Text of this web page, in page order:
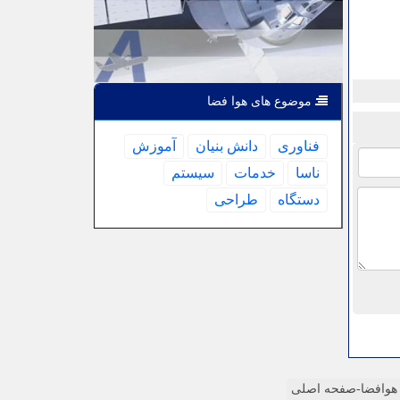
موضوع های هوا فضا
فناوری دانش بنیان
آموزش
ناسا
خدمات
سیستم
دستگاه
طراحی
هوافضا-صفحه اصلی